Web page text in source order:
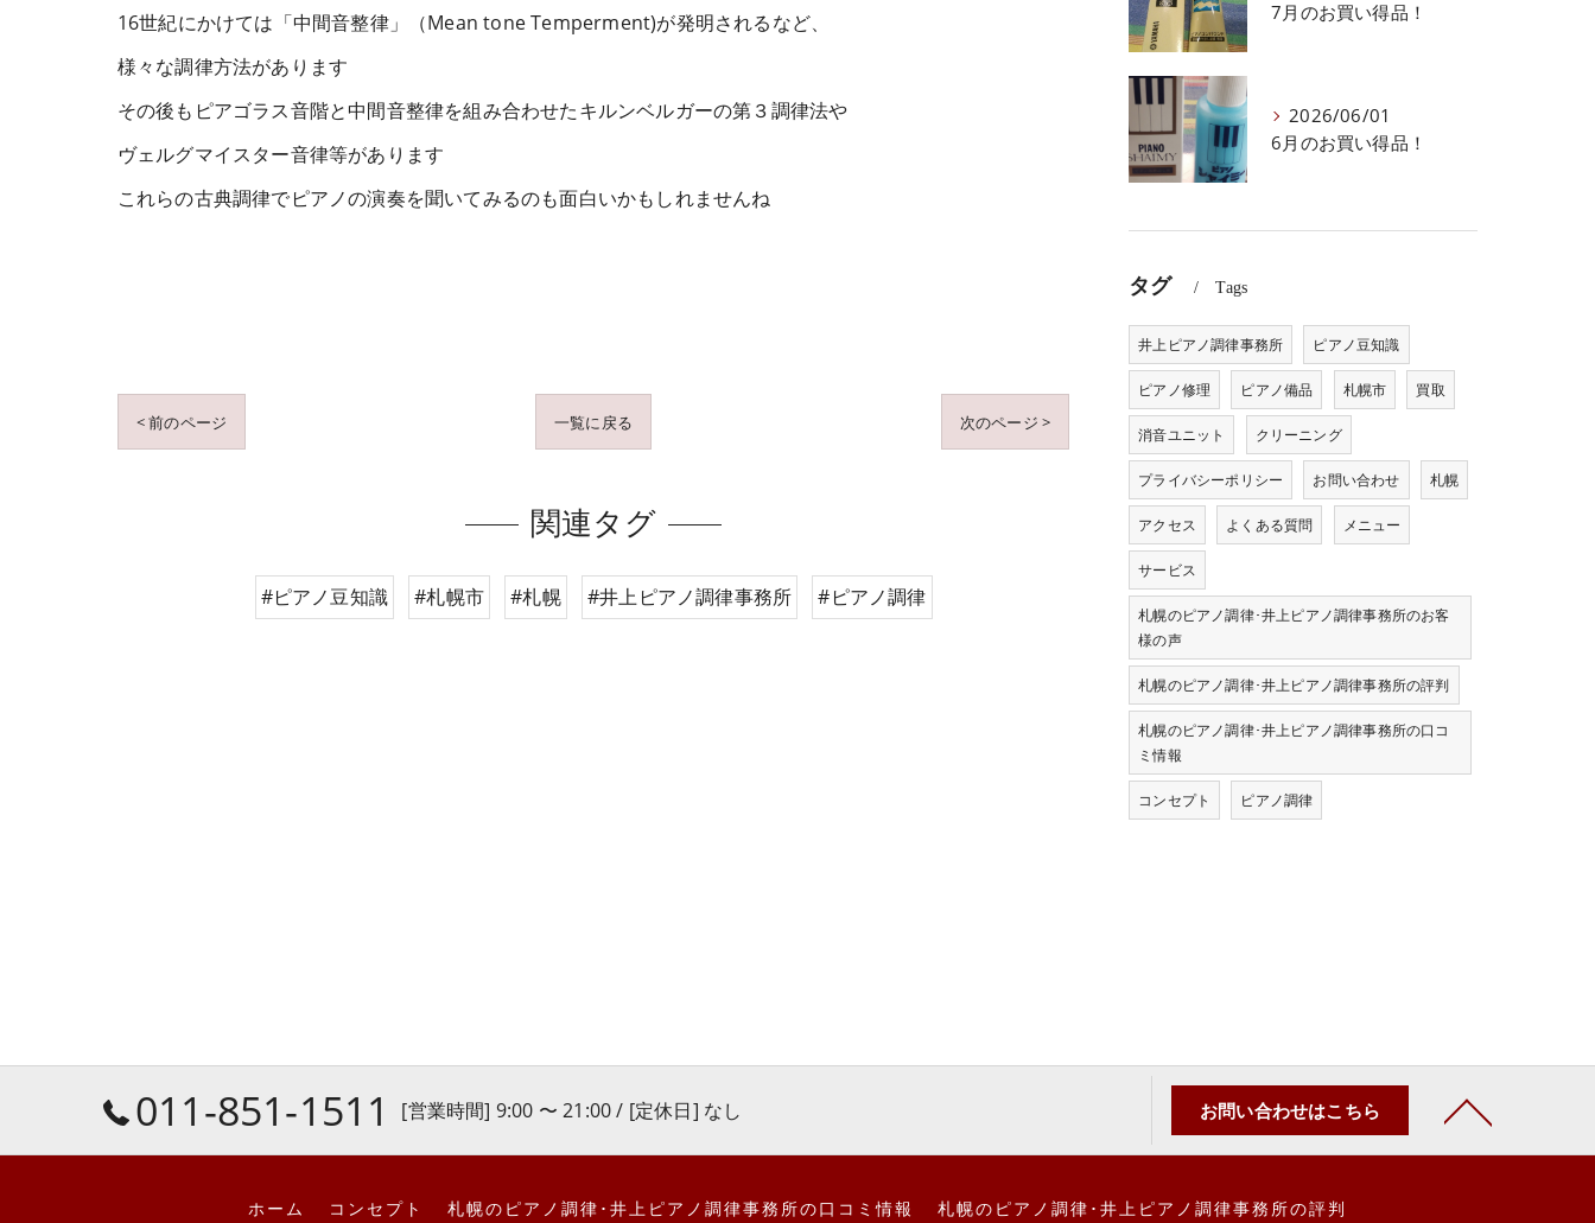
16世紀にかけては「中間音整律」（Mean tone Temperment)が発明されるなど、
様々な調律方法があります
その後もピアゴラス音階と中間音整律を組み合わせたキルンベルガーの第３調律法や
ヴェルグマイスター音律等があります
これらの古典調律でピアノの演奏を聞いてみるのも面白いかもしれませんね
< 前のページ 一覧に戻る 次のページ >
関連タグ
#ピアノ豆知識 #札幌市 #札幌 #井上ピアノ調律事務所 #ピアノ調律
7月のお買い得品！
2026/06/01
6月のお買い得品！
タグ Tags
井上ピアノ調律事務所 ピアノ豆知識
ピアノ修理 ピアノ備品 札幌市 買取
消音ユニット クリーニング
プライバシーポリシー お問い合わせ 札幌
アクセス よくある質問 メニュー
サービス
札幌のピアノ調律･井上ピアノ調律事務所のお客
様の声
札幌のピアノ調律･井上ピアノ調律事務所の評判
札幌のピアノ調律･井上ピアノ調律事務所の口コ
ミ情報
コンセプト ピアノ調律
011-851-1511 [営業時間] 9:00 〜 21:00 / [定休日] なし お問い合わせはこちら
ホーム コンセプト 札幌のピアノ調律･井上ピアノ調律事務所の口コミ情報 札幌のピアノ調律･井上ピアノ調律事務所の評判